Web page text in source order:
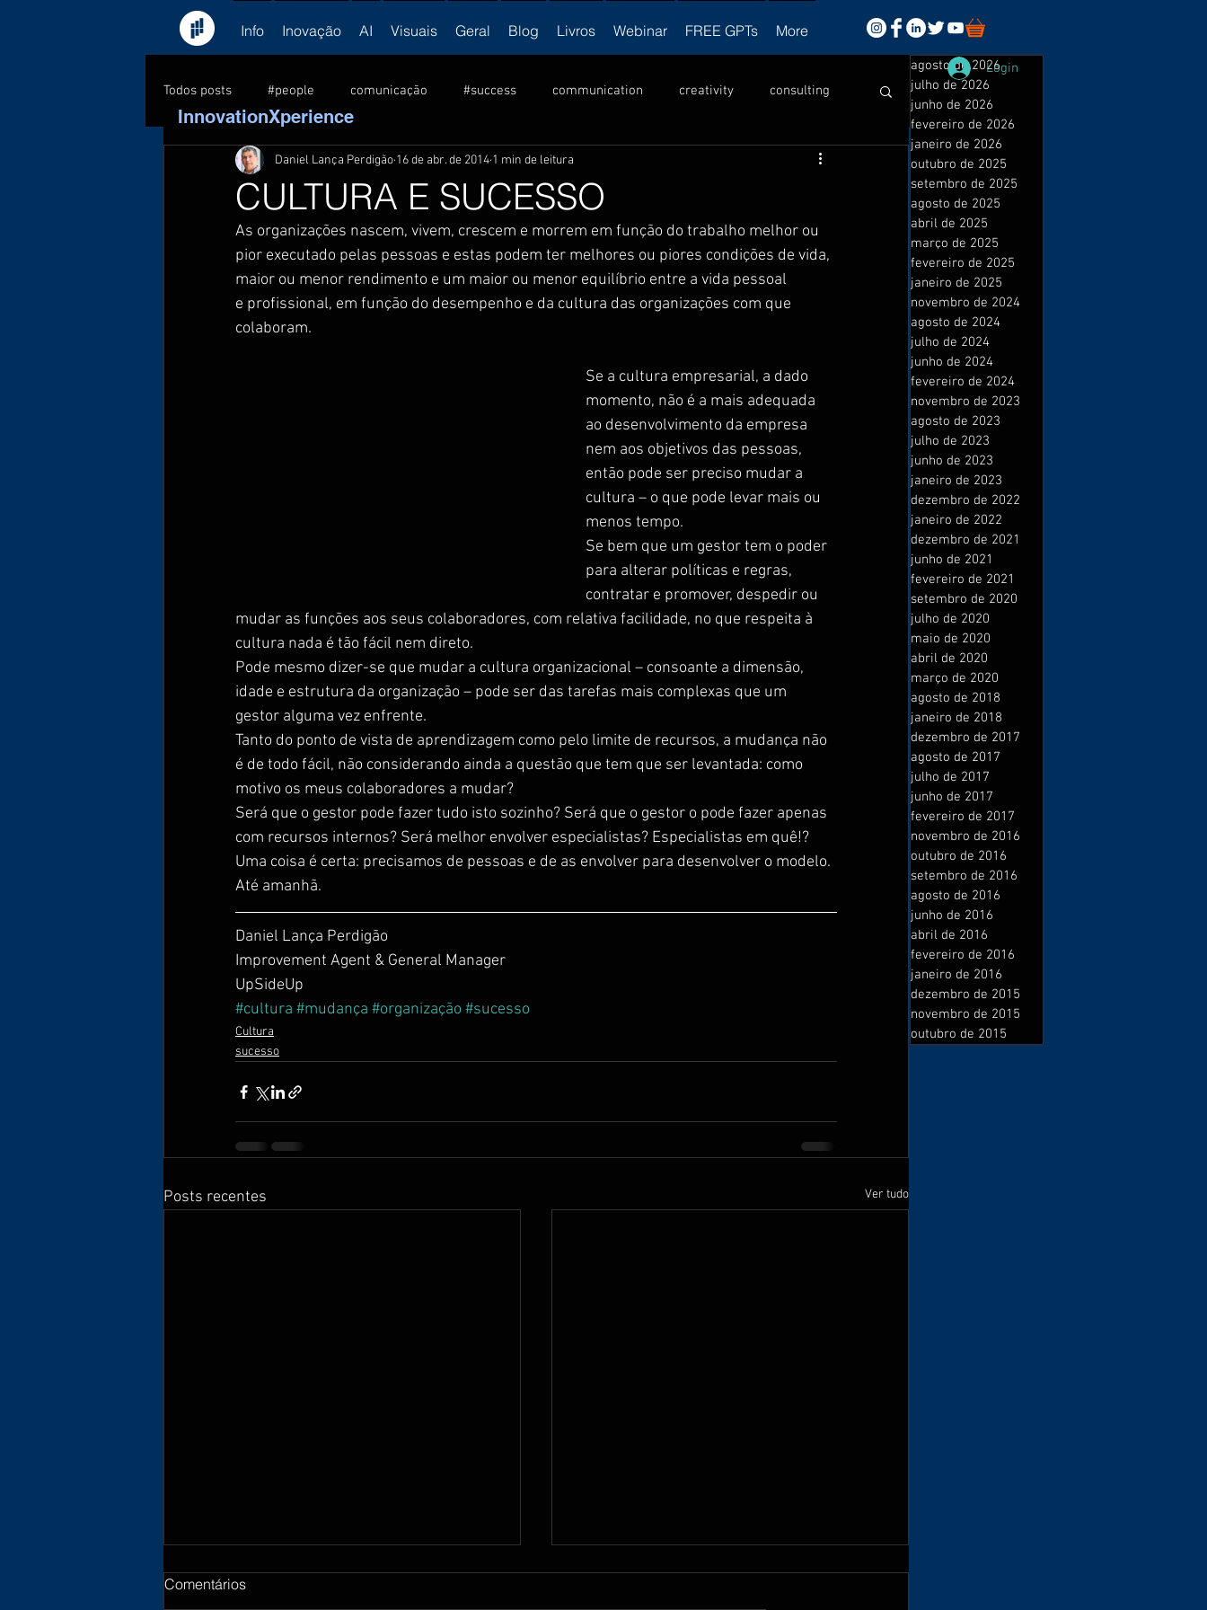
Info Inovação AI Visuais Geral Blog Livros Webinar FREE GPTs More
Login
Todos posts
#people comunicação #success communication creativity consulting
consultoria feedback Culture criatividade
formação Kick-off leadership liderança motivation NLP motivação
pessoas sucesso vendas visual produtividade productivity
CULTURA E SUCESSO
Daniel Lança Perdigão 16 de abr. de 2014 1 min de leitura
As organizações nascem, vivem, crescem e morrem em função do trabalho melhor ou
pior executado pelas pessoas e estas podem ter melhores ou piores condições de vida,
maior ou menor rendimento e um maior ou menor equilíbrio entre a vida pessoal
e profissional, em função do desempenho e da cultura das organizações com que
colaboram.
Se a cultura empresarial, a dado
momento, não é a mais adequada
ao desenvolvimento da empresa
nem aos objetivos das pessoas,
então pode ser preciso mudar a
cultura – o que pode levar mais ou
menos tempo.
Se bem que um gestor tem o poder
para alterar políticas e regras,
contratar e promover, despedir ou
mudar as funções aos seus colaboradores, com relativa facilidade, no que respeita à
cultura nada é tão fácil nem direto.
Pode mesmo dizer-se que mudar a cultura organizacional – consoante a dimensão,
idade e estrutura da organização – pode ser das tarefas mais complexas que um
gestor alguma vez enfrente.
Tanto do ponto de vista de aprendizagem como pelo limite de recursos, a mudança não
é de todo fácil, não considerando ainda a questão que tem que ser levantada: como
motivo os meus colaboradores a mudar?
Será que o gestor pode fazer tudo isto sozinho? Será que o gestor o pode fazer apenas
com recursos internos? Será melhor envolver especialistas? Especialistas em quê!?
Uma coisa é certa: precisamos de pessoas e de as envolver para desenvolver o modelo.
Até amanhã.
Daniel Lança Perdigão
Improvement Agent & General Manager
UpSideUp
#cultura #mudança #organização #sucesso
Cultura
sucesso
Posts recentes Ver tudo
Comentários
InnovationXperience
agosto de 2026
julho de 2026
junho de 2026
fevereiro de 2026
janeiro de 2026
outubro de 2025
setembro de 2025
agosto de 2025
abril de 2025
março de 2025
fevereiro de 2025
janeiro de 2025
novembro de 2024
agosto de 2024
julho de 2024
junho de 2024
fevereiro de 2024
novembro de 2023
agosto de 2023
julho de 2023
junho de 2023
janeiro de 2023
dezembro de 2022
janeiro de 2022
dezembro de 2021
junho de 2021
fevereiro de 2021
setembro de 2020
julho de 2020
maio de 2020
abril de 2020
março de 2020
agosto de 2018
janeiro de 2018
dezembro de 2017
agosto de 2017
julho de 2017
junho de 2017
fevereiro de 2017
novembro de 2016
outubro de 2016
setembro de 2016
agosto de 2016
junho de 2016
abril de 2016
fevereiro de 2016
janeiro de 2016
dezembro de 2015
novembro de 2015
outubro de 2015